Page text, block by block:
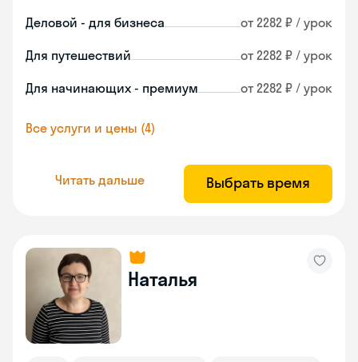
Деловой - для бизнеса от 2282 ₽ / урок
Для путешествий от 2282 ₽ / урок
Для начинающих - премиум от 2282 ₽ / урок
Все услуги и цены (4)
Читать дальше Выбрать время
Наталья